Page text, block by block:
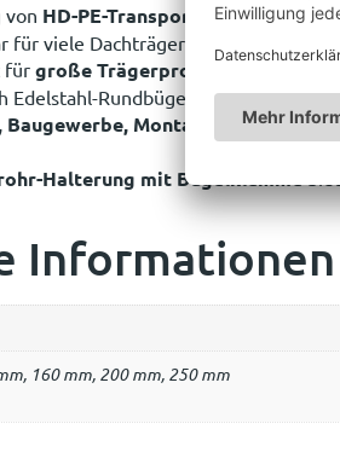
von HD-PE-Transportrohren
für viele Dachträgersysteme
für große Trägerprofile
Edelstahl-Rundbügel
Baugewerbe, Montage &
Halterung mit Bügelklemme
Informationen
160 mm, 200 mm, 250 mm